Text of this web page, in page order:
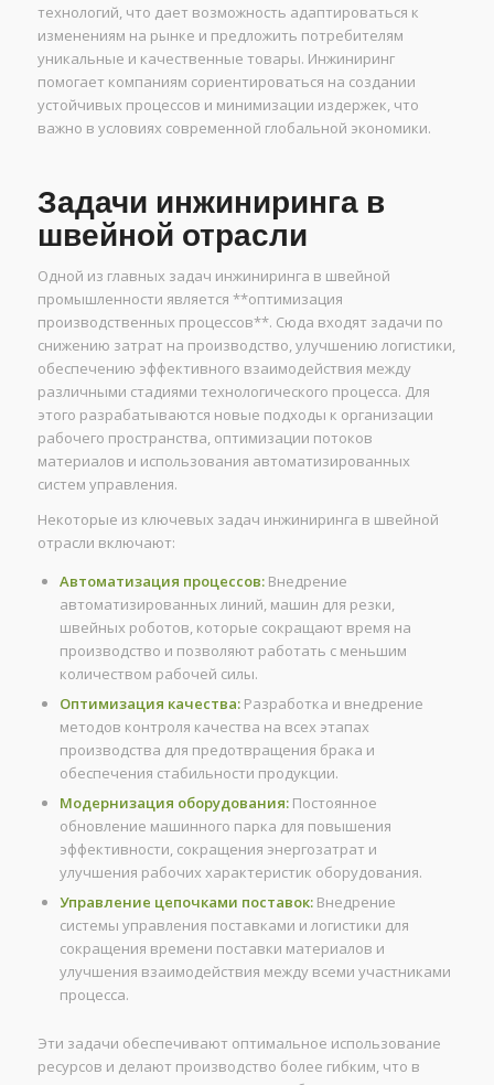
технологий, что дает возможность адаптироваться к
изменениям на рынке и предложить потребителям
уникальные и качественные товары. Инжиниринг
помогает компаниям сориентироваться на создании
устойчивых процессов и минимизации издержек, что
важно в условиях современной глобальной экономики.
Задачи инжиниринга в
швейной отрасли
Одной из главных задач инжиниринга в швейной
промышленности является **оптимизация
производственных процессов**. Сюда входят задачи по
снижению затрат на производство, улучшению логистики,
обеспечению эффективного взаимодействия между
различными стадиями технологического процесса. Для
этого разрабатываются новые подходы к организации
рабочего пространства, оптимизации потоков
материалов и использования автоматизированных
систем управления.
Некоторые из ключевых задач инжиниринга в швейной
отрасли включают:
Автоматизация процессов:Внедрение
автоматизированных линий, машин для резки,
швейных роботов, которые сокращают время на
производство и позволяют работать с меньшим
количеством рабочей силы.
Оптимизация качества:Разработка и внедрение
методов контроля качества на всех этапах
производства для предотвращения брака и
обеспечения стабильности продукции.
Модернизация оборудования:Постоянное
обновление машинного парка для повышения
эффективности, сокращения энергозатрат и
улучшения рабочих характеристик оборудования.
Управление цепочками поставок:Внедрение
системы управления поставками и логистики для
сокращения времени поставки материалов и
улучшения взаимодействия между всеми участниками
процесса.
Эти задачи обеспечивают оптимальное использование
ресурсов и делают производство более гибким, что в